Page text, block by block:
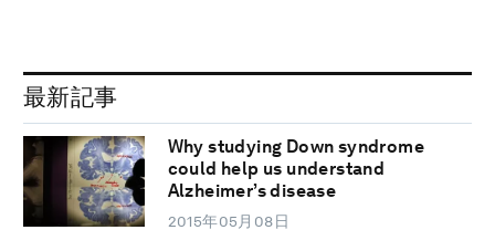
最新記事
Why studying Down syndrome
could help us understand
Alzheimer’s disease
2015年05月08日